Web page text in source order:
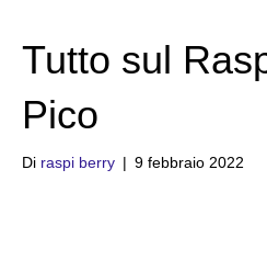
Tutto sul
Pico
Di raspi berry | 9 febbraio 2022